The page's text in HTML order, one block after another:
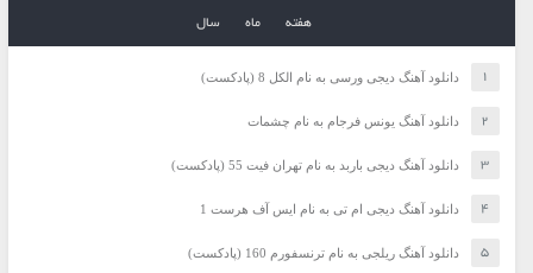
هفته ماه سال
دانلود آهنگ دیجی ورسی به نام الکل 8 (پادکست)
دانلود آهنگ یونس فرجام به نام چشمات
دانلود آهنگ دیجی باربد به نام تهران فیت 55 (پادکست)
دانلود آهنگ دیجی ام تی به نام ایس آف هرست 1
دانلود آهنگ ریلجی به نام ترنسفورم 160 (پادکست)